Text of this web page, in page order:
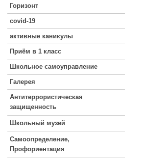
Горизонт
covid-19
активные каникулы
Приём в 1 класс
Школьное самоуправление
Галерея
Антитеррористическая
защищенность
Школьный музей
Самоопределение,
Профориентация